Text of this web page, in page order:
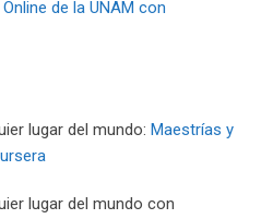
de la UNAM con
lugar del mundo: Maestrías y
lugar del mundo con